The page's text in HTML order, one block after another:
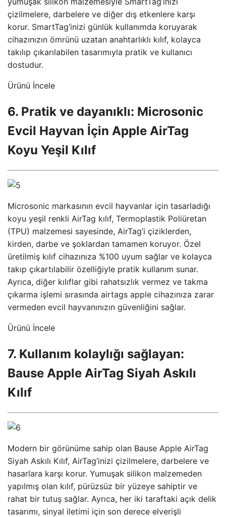
çizilmelere, darbelere ve diğer dış etkenlere karşı
korur. SmartTag’inizi günlük kullanımda koruyarak
cihazınızın ömrünü uzatan anahtarlıklı kılıf, kolayca
takılıp çıkarılabilen tasarımıyla pratik ve kullanıcı
dostudur.
Ürünü İncele
6. Pratik ve dayanıklı: Microsonic
Evcil Hayvan İçin Apple AirTag
Koyu Yeşil Kılıf
Microsonic markasının evcil hayvanlar için tasarladığı
koyu yeşil renkli AirTag kılıf, Termoplastik Poliüretan
(TPU) malzemesi sayesinde, AirTag’i çiziklerden,
kirden, darbe ve şoklardan tamamen koruyor. Özel
üretilmiş kılıf cihazınıza %100 uyum sağlar ve kolayca
takıp çıkartılabilir özelliğiyle pratik kullanım sunar.
Ayrıca, diğer kılıflar gibi rahatsızlık vermez ve takma
çıkarma işlemi sırasında airtags apple cihazınıza zarar
vermeden evcil hayvanınızın güvenliğini sağlar.
Ürünü İncele
7. Kullanım kolaylığı sağlayan:
Bause Apple AirTag Siyah Askılı
Kılıf
Modern bir görünüme sahip olan Bause Apple AirTag
Siyah Askılı Kılıf, AirTag’inizi çizilmelere, darbelere ve
hasarlara karşı korur. Yumuşak silikon malzemeden
yapılmış olan kılıf, pürüzsüz bir yüzeye sahiptir ve
rahat bir tutuş sağlar. Ayrıca, her iki taraftaki açık delik
tasarımı, sinyal iletimi için son derece elverişli